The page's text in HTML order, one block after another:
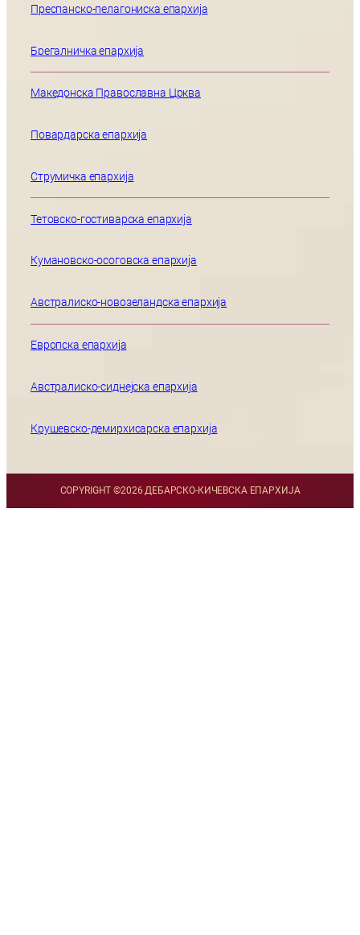
Преспанско-пелагониска епархија
Брегалничка епархија
Македонска Православна Црква
Повардарска епархија
Струмичка епархија
Тетовско-гостиварска епархија
Кумановско-осоговска епархија
Австралиско-новозеландска епархија
Европска епархија
Австралиско-сиднејска епархија
Крушевско-демирхисарска епархија
COPYRIGHT ©2026 ДЕБАРСКО-КИЧЕВСКА ЕПАРХИЈА